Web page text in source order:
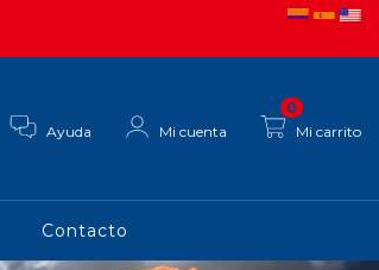
Ayuda Mi cuenta Mi carrito
0
Contacto